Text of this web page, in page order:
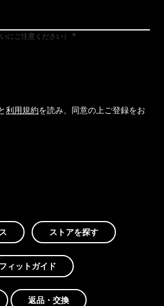
にご注意ください）
利用規約を読み、同意の上ご登録をお
ストアを探す
ィットガイド
返品・交換